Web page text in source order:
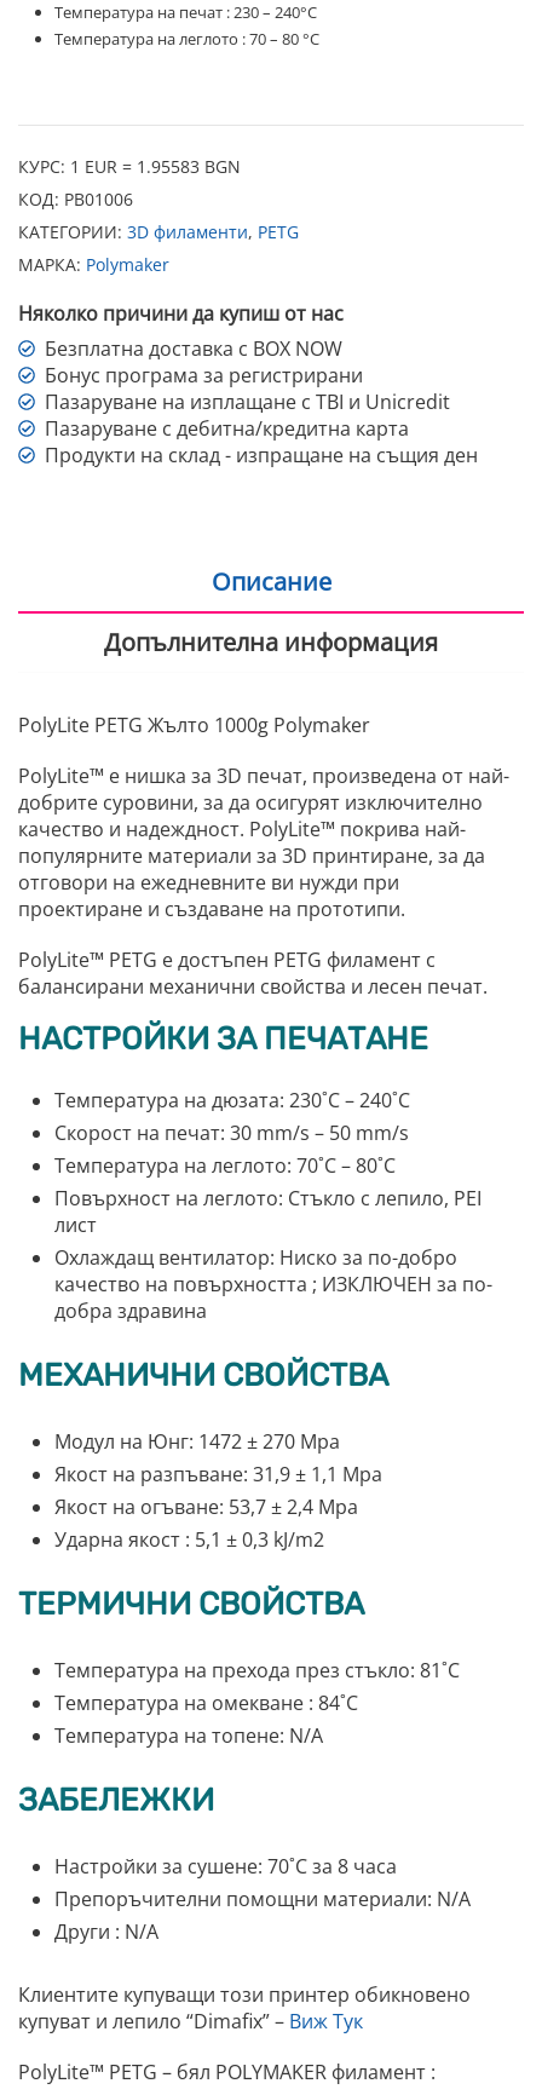
Температура на печат : 230 – 240°C
Температура на леглото : 70 – 80 °C
КУРС: 1 EUR = 1.95583 BGN
КОД: PB01006
КАТЕГОРИИ: 3D филаменти, PETG
МАРКА: Polymaker
Няколко причини да купиш от нас
Безплатна доставка с BOX NOW
Бонус програма за регистрирани
Пазаруване на изплащане с TBI и Unicredit
Пазаруване с дебитна/кредитна карта
Продукти на склад - изпращане на същия ден
Описание
Допълнителна информация
PolyLite PETG Жълто 1000g Polymaker
PolyLite™ е нишка за 3D печат, произведена от най-
добрите суровини, за да осигурят изключително
качество и надеждност. PolyLite™ покрива най-
популярните материали за 3D принтиране, за да
отговори на ежедневните ви нужди при
проектиране и създаване на прототипи.
PolyLite™ PETG е достъпен PETG филамент с
балансирани механични свойства и лесен печат.
НАСТРОЙКИ ЗА ПЕЧАТАНЕ
Температура на дюзата: 230˚C – 240˚C
Скорост на печат: 30 mm/s – 50 mm/s
Температура на леглото: 70˚C – 80˚C
Повърхност на леглото: Стъкло с лепило, PEI
лист
Охлаждащ вентилатор: Ниско за по-добро
качество на повърхността ; ИЗКЛЮЧЕН за по-
добра здравина
МЕХАНИЧНИ СВОЙСТВА
Модул на Юнг: 1472 ± 270 Mpa
Якост на разпъване: 31,9 ± 1,1 Mpa
Якост на огъване: 53,7 ± 2,4 Mpa
Ударна якост : 5,1 ± 0,3 kJ/m2
ТЕРМИЧНИ СВОЙСТВА
Температура на прехода през стъкло: 81˚C
Температура на омекване : 84˚C
Температура на топене: N/A
ЗАБЕЛЕЖКИ
Настройки за сушене: 70˚C за 8 часа
Препоръчителни помощни материали: N/A
Други : N/A
Клиентите купуващи този принтер обикновено
купуват и лепило “Dimafix” – Виж Тук
PolyLite™ PETG – бял POLYMAKER филамент :